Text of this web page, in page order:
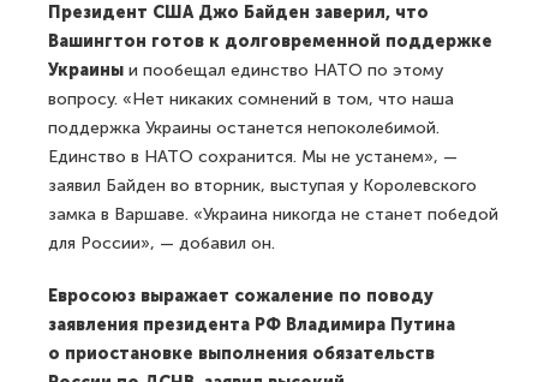
Президент США Джо Байден заверил, что
Вашингтон готов к долговременной поддержке
Украины и пообещал единство НАТО по этому
вопросу. «Нет никаких сомнений в том, что наша
поддержка Украины останется непоколебимой.
Единство в НАТО сохранится. Мы не устанем», —
заявил Байден во вторник, выступая у Королевского
замка в Варшаве. «Украина никогда не станет победой
для России», — добавил он.
Евросоюз выражает сожаление по поводу
заявления президента РФ Владимира Путина
о приостановке выполнения обязательств